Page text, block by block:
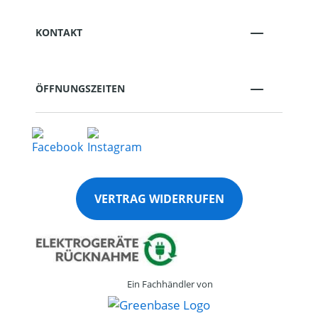
KONTAKT
ÖFFNUNGSZEITEN
VERTRAG WIDERRUFEN
Ein Fachhändler von